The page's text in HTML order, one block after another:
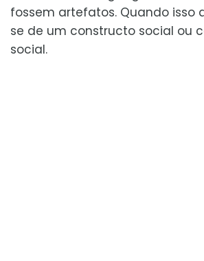
fossem artefatos. Quando isso
se de um constructo social ou
social.